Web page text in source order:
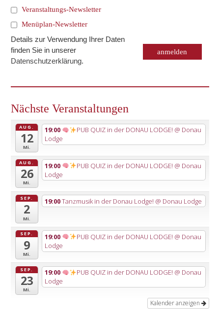
Veranstaltungs-Newsletter
Menüplan-Newsletter
Details zur Verwendung Ihrer Daten
finden Sie in unserer
Datenschutzerklärung.
Nächste Veranstaltungen
AUG.
12
Mi.
19:00 PUB QUIZ in der DONAU LODGE! @ Donau
Lodge
AUG.
26
Mi.
19:00 PUB QUIZ in der DONAU LODGE! @ Donau
Lodge
SEP.
2
Mi.
19:00Tanzmusik in der Donau Lodge! @ Donau Lodge
SEP.
9
Mi.
19:00 PUB QUIZ in der DONAU LODGE! @ Donau
Lodge
SEP.
23
Mi.
19:00 PUB QUIZ in der DONAU LODGE! @ Donau
Lodge
Kalender anzeigen